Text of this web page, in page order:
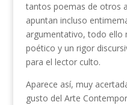
tantos poemas de otros
apuntan incluso
argumentativo, todo ello
poético y un rigor
para el lector culto.
Aparece así, muy
gusto del Arte